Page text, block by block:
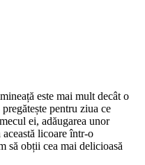
este mai mult decât o
pentru ziua ce
ei, adăugarea unor
licoare într-o
să obții cea mai delicioasă